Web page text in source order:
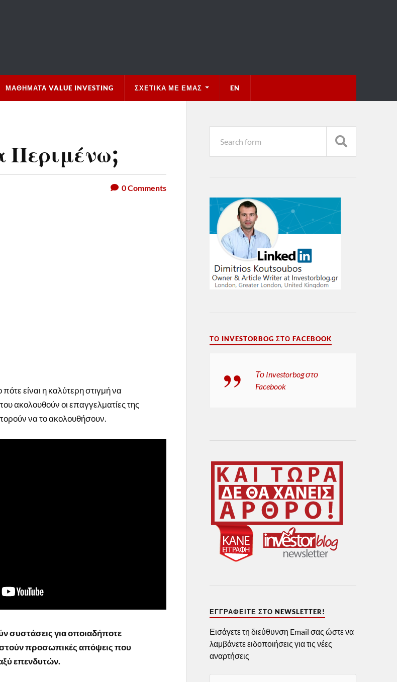
ΜΑΘΉΜΑΤΑ VALUE INVESTING ΣΧΕΤΙΚΆ ΜΕ ΕΜΆΣ EN
Περιμένω;
0Comments
είναι η καλύτερη στιγμή να
ακολουθούν οι επαγγελματίες της
να το ακολουθήσουν.
συστάσεις για οποιαδήποτε
προσωπικές απόψεις που
επενδυτών.
ΤΟ INVESTORBOG ΣΤΟ FACEBOOK
Το Investorbog στο
Facebook
ΕΓΓΡΑΦΕΊΤΕ ΣΤΟ NEWSLETTER!
Εισάγετε τη διεύθυνση Email σας ώστε να
λαμβάνετε ειδοποιήσεις για τις νέες
αναρτήσεις